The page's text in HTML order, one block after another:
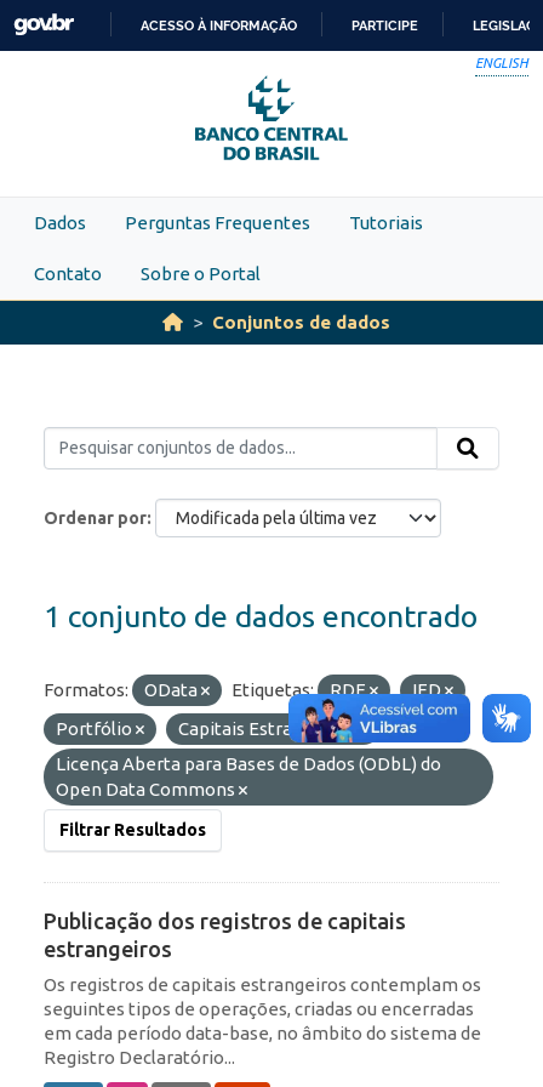
Skip to main content
PARA
O
CONTEÚDO
ACESSO À INFORMAÇÃO PARTICIPE
ENGLISH
Dados Perguntas Frequentes Tutoriais
Contato Sobre o Portal
Conjuntos de dados
Ordenar por
1 conjunto de dados encontrado
Formatos: OData Etiquetas: RDE
IED
Portfólio
Capitais Estrangeiros
Licenças:
Licença Aberta para Bases de Dados (ODbL) do
Open Data Commons
Filtrar Resultados
Publicação dos registros de capitais
estrangeiros
Os registros de capitais estrangeiros contemplam os
seguintes tipos de operações, criadas ou encerradas
em cada período data-base, no âmbito do sistema de
Registro Declaratório...